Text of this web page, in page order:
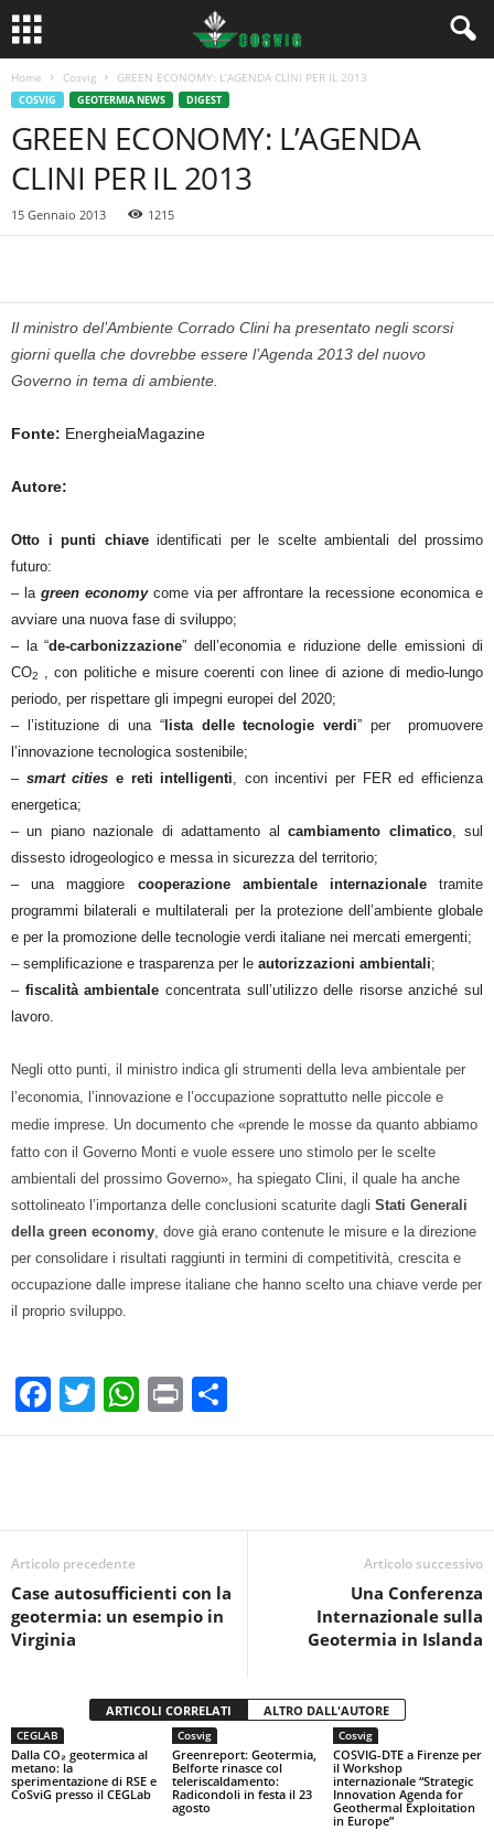
Home Cosvig GREEN ECONOMY: L’AGENDA CLINI PER IL 2013
COSVIG GEOTERMIA NEWS DIGEST
GREEN ECONOMY: L’AGENDA
CLINI PER IL 2013
15 Gennaio 2013 1215
Il ministro del’Ambiente Corrado Clini ha presentato negli scorsi
giorni quella che dovrebbe essere l’Agenda 2013 del nuovo
Governo in tema di ambiente.
Fonte: EnergheiaMagazine
Autore:
Otto i punti chiaveidentificati per le scelte ambientali del prossimo
futuro:
– la green economycome via per affrontare la recessione economica e
avviare una nuova fase di sviluppo;
– la “de-carbonizzazione” dell’economia e riduzione delle emissioni di
CO2
, con politiche e misure coerenti con linee di azione di medio-lungo
periodo, per rispettare gli impegni europei del 2020;
– l’istituzione di una “lista delle tecnologie verdi” per promuovere
l’innovazione tecnologica sostenibile;
– smart cities e reti intelligenti, con incentivi per FER ed efficienza
energetica;
– un piano nazionale di adattamento al cambiamento climatico, sul
dissesto idrogeologico e messa in sicurezza del territorio;
– una maggiore cooperazione ambientale internazionaletramite
programmi bilaterali e multilaterali per la protezione dell’ambiente globale
e per la promozione delle tecnologie verdi italiane nei mercati emergenti;
– semplificazione e trasparenza per le autorizzazioni ambientali;
– fiscalità ambientale concentrata sull’utilizzo delle risorse anziché sul
lavoro.
Negli otto punti, il ministro indica gli strumenti della leva ambientale per
l’economia, l’innovazione e l’occupazione soprattutto nelle piccole e
medie imprese. Un documento che «prende le mosse da quanto abbiamo
fatto con il Governo Monti e vuole essere uno stimolo per le scelte
ambientali del prossimo Governo», ha spiegato Clini, il quale ha anche
sottolineato l’importanza delle conclusioni scaturite dagli Stati Generali
della green economy, dove già erano contenute le misure e la direzione
per consolidare i risultati raggiunti in termini di competitività, crescita e
occupazione dalle imprese italiane che hanno scelto una chiave verde per
il proprio sviluppo.
F
a
b
o
o
k
T
wi
W
h
A
p
Pr
in o
vi
Articolo precedente
Case autosufficienti con la
geotermia: un esempio in
Virginia
Articolo successivo
Una Conferenza
Internazionale sulla
Geotermia in Islanda
ARTICOLI CORRELATI ALTRO DALL'AUTORE
CEGLAB
Dalla CO₂ geotermica al
metano: la
sperimentazione di RSE e
CoSviG presso il CEGLab
Cosvig
Greenreport: Geotermia,
Belforte rinasce col
teleriscaldamento:
Radicondoli in festa il 23
agosto
Cosvig
COSVIG-DTE a Firenze per
il Workshop
internazionale “Strategic
Innovation Agenda for
Geothermal Exploitation
in Europe”